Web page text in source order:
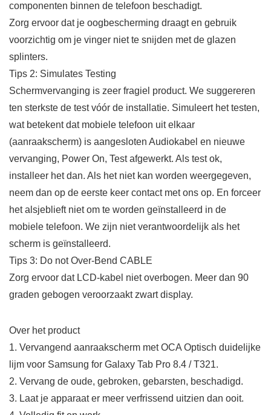
componenten binnen de telefoon beschadigt.
Zorg ervoor dat je oogbescherming draagt ​​en gebruik
voorzichtig om je vinger niet te snijden met de glazen
splinters.
Tips 2: Simulates Testing
Schermvervanging is zeer fragiel product. We suggereren
ten sterkste de test vóór de installatie. Simuleert het testen,
wat betekent dat mobiele telefoon uit elkaar
(aanraakscherm) is aangesloten Audiokabel en nieuwe
vervanging, Power On, Test afgewerkt. Als test ok,
installeer het dan. Als het niet kan worden weergegeven,
neem dan op de eerste keer contact met ons op. En forceer
het alsjeblieft niet om te worden geïnstalleerd in de
mobiele telefoon. We zijn niet verantwoordelijk als het
scherm is geïnstalleerd.
Tips 3: Do not Over-Bend CABLE
Zorg ervoor dat LCD-kabel niet overbogen. Meer dan 90
graden gebogen veroorzaakt zwart display.
Over het product
1. Vervangend aanraakscherm met OCA Optisch duidelijke
lijm voor Samsung for Galaxy Tab Pro 8.4 / T321.
2. Vervang de oude, gebroken, gebarsten, beschadigd.
3. Laat je apparaat er meer verfrissend uitzien dan ooit.